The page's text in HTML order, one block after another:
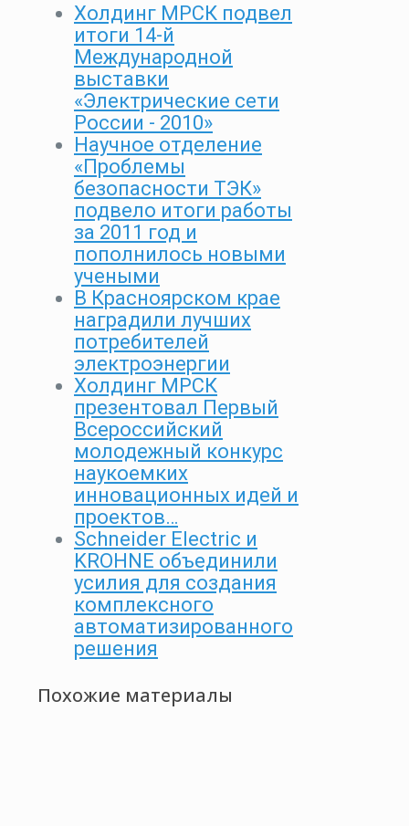
Холдинг МРСК подвел
итоги 14-й
Международной
выставки
«Электрические сети
России - 2010»
Научное отделение
«Проблемы
безопасности ТЭК»
подвело итоги работы
за 2011 год и
пополнилось новыми
учеными
В Красноярском крае
наградили лучших
потребителей
электроэнергии
Холдинг МРСК
презентовал Первый
Всероссийский
молодежный конкурс
наукоемких
инновационных идей и
проектов…
Schneider Electric и
KROHNE объединили
усилия для создания
комплексного
автоматизированного
решения
Похожие материалы